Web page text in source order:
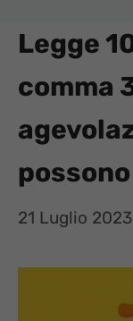
Legge
comma
21 Luglio 2023